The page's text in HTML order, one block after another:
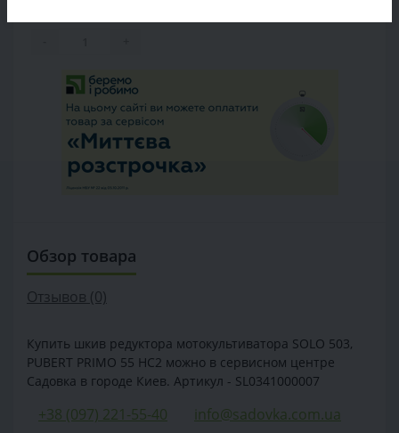
Обзор товара
Отзывов (0)
Купить шкив редуктора мотокультиватора SOLO 503,
PUBERT PRIMO 55 HC2 можно в сервисном центре
Садовка в городе Киев. Артикул - SL0341000007
+38 (097) 221-55-40
info@sadovka.com.ua